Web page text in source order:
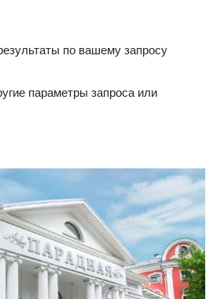
по вашему запросу
параметры запроса или